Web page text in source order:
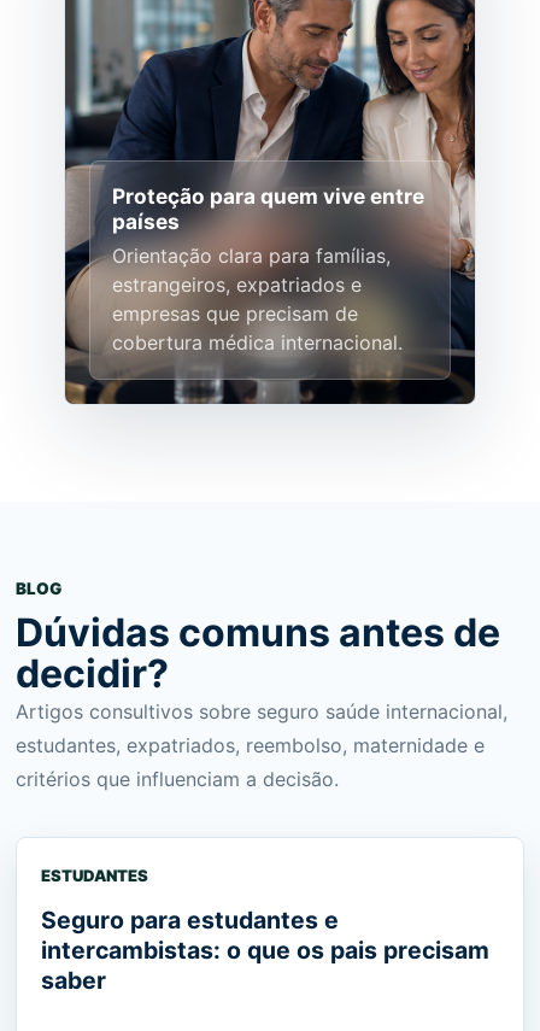
Proteção para quem vive entre
países
Orientação clara para famílias,
estrangeiros, expatriados e
empresas que precisam de
cobertura médica internacional.
BLOG
Dúvidas comuns antes de
decidir?
Artigos consultivos sobre seguro saúde internacional,
estudantes, expatriados, reembolso, maternidade e
critérios que influenciam a decisão.
ESTUDANTES
Seguro para estudantes e
intercambistas: o que os pais precisam
saber